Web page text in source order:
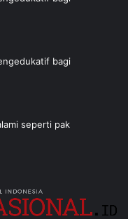
bagi
seperti pak